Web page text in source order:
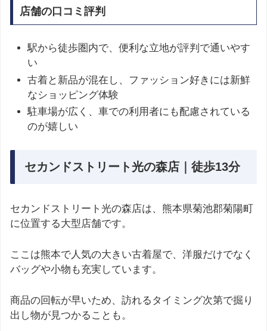
店舗の口コミ評判
駅から徒歩圏内で、便利な立地が評判で通いやす
い
古着と新品が混在し、ファッション好きには新鮮
なショッピング体験
駐車場が広く、車での利用者にも配慮されている
のが嬉しい
セカンドストリート光の森店｜徒歩13分
セカンドストリート光の森店は、熊本県菊池郡菊陽町
に位置する大型店舗です。
ここは熊本で人気の大きい古着屋で、洋服だけでなく
バッグや小物も充実しています。
商品の回転が早いため、訪れるタイミング次第で掘り
出し物が見つかることも。